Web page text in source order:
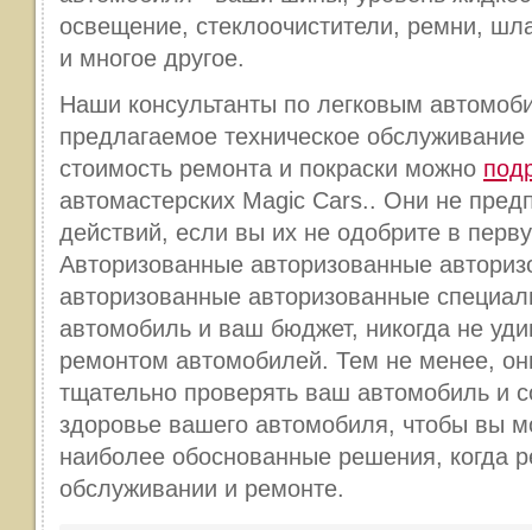
освещение, стеклоочистители, ремни,
и многое другое.
Наши консультанты по легковым
предлагаемое техническое
стоимость ремонта и покраски можно
автомастерских Magic Cars.. Они не
действий, если вы их не одобрите в
Авторизованные авторизованные
авторизованные авторизованные
автомобиль и ваш бюджет, никогда не
ремонтом автомобилей. Тем не менее,
тщательно проверять ваш автомобиль и
здоровье вашего автомобиля, чтобы вы
наиболее обоснованные решения, когда
обслуживании и ремонте.